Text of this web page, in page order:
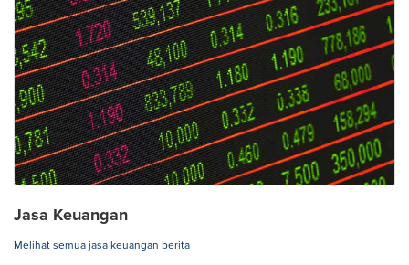
Jasa Keuangan
Melihat semua jasa keuangan berita